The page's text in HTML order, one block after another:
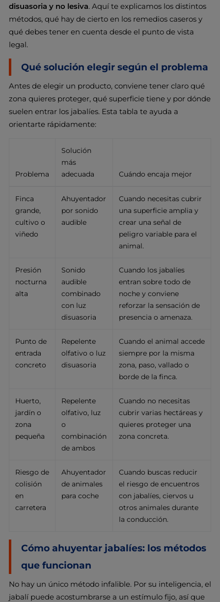
disuasoria y no lesiva. Aquí te explicamos los distintos
métodos, qué hay de cierto en los remedios caseros y
qué debes tener en cuenta desde el punto de vista
legal.
Qué solución elegir según el problema
Antes de elegir un producto, conviene tener claro qué
zona quieres proteger, qué superficie tiene y por dónde
suelen entrar los jabalíes. Esta tabla te ayuda a
orientarte rápidamente:
Problema
Solución
más
adecuada
Cuándo encaja mejor
Finca
grande,
cultivo o
viñedo
Ahuyentador
por sonido
audible
Cuando necesitas cubrir
una superficie amplia y
crear una señal de
peligro variable para el
animal.
Presión
nocturna
alta
Sonido
audible
combinado
con luz
disuasoria
Cuando los jabalíes
entran sobre todo de
noche y conviene
reforzar la sensación de
presencia o amenaza.
Punto de
entrada
concreto
Repelente
olfativo o luz
disuasoria
Cuando el animal accede
siempre por la misma
zona, paso, vallado o
borde de la finca.
Huerto,
jardín o
zona
pequeña
Repelente
olfativo, luz
o
combinación
de ambos
Cuando no necesitas
cubrir varias hectáreas y
quieres proteger una
zona concreta.
Riesgo de
colisión
en
carretera
Ahuyentador
de animales
para coche
Cuando buscas reducir
el riesgo de encuentros
con jabalíes, ciervos u
otros animales durante
la conducción.
Cómo ahuyentar jabalíes: los métodos
que funcionan
No hay un único método infalible. Por su inteligencia, el
jabalí puede acostumbrarse a un estímulo fijo, así que